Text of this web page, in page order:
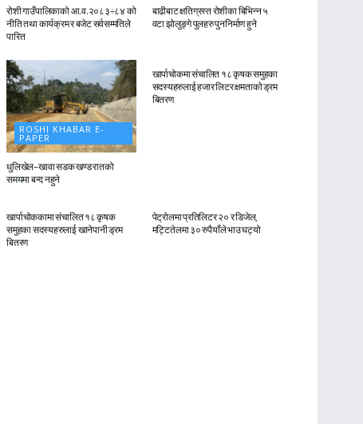
रोशी गाउँपालिकाको आ.व.२०८३÷८४ को
नीति तथा कार्यक्रम र बजेट सर्वसम्मतिले
पारित
बाढीबाट क्षतिग्रस्त रोशीका बिभिन्न ५
वटा झोलुङ्गे पुलहरु पुननिर्माण हुने
ROSHI KHABAR E-
PAPER
धुलिखेल–खावा सडक खण्ड रातको
समयमा बन्द नहुने
खार्पाचोकमा संचालित १८ कृषक समुहका
सदस्यहरुलाई हजार लिटर क्षमताको ड्रम
बितरण
ROSHI KHABAR E-
खार्पाचोककामा संचालित १८ कृषक
समुहका सदस्यहरुलाई खानेपानी ड्रम
बितरण
पेट्रोलमा प्रतिलिटर २० र डिजेल,
मट्टितेलमा ३० रुपैयाँले भाउ घट्यो